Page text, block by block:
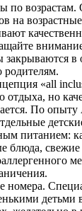
по возрастам.
на
в
родителям.
«all
отдыха, но
По
питанием:
блюда,
номера.
детьми